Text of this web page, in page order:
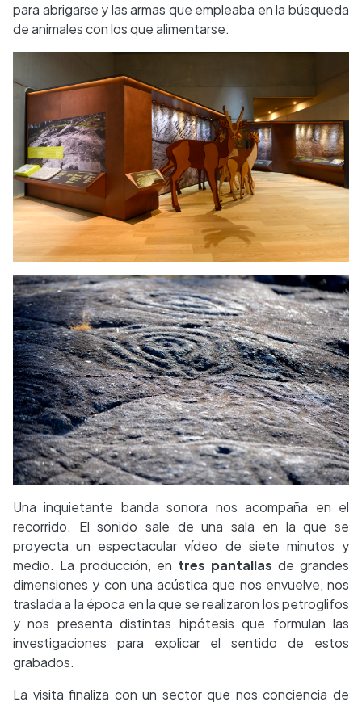
para abrigarse y las armas que empleaba en la búsqueda
de animales con los que alimentarse.
Una inquietante banda sonora nos acompaña en el
recorrido. El sonido sale de una sala en la que se
proyecta un espectacular vídeo de siete minutos y
medio. La producción, en tres pantallas de grandes
dimensiones y con una acústica que nos envuelve, nos
traslada a la época en la que se realizaron los petroglifos
y nos presenta distintas hipótesis que formulan las
investigaciones para explicar el sentido de estos
grabados.
La visita finaliza con un sector que nos conciencia de